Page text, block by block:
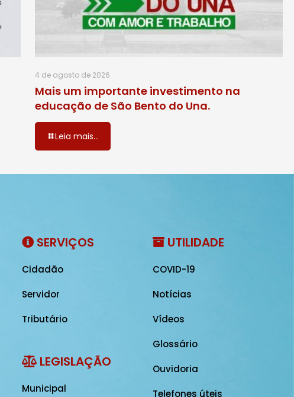
4 de agosto de 2026
Mais um importante investimento na
educação de São Bento do Una.
Leia mais...
SERVIÇOS
Cidadão
Servidor
Tributário
LEGISLAÇÃO
Municipal
UTILIDADE
COVID-19
Notícias
Vídeos
Glossário
Ouvidoria
Telefones úteis